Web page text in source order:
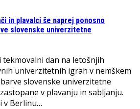
in plavalci še naprej ponosno
slovenske univerzitetne
dan na letošnjih
univerzitetnih igrah v nemškem
slovenske univerzitetne
v plavanju in sabljanju.
v Berlinu…